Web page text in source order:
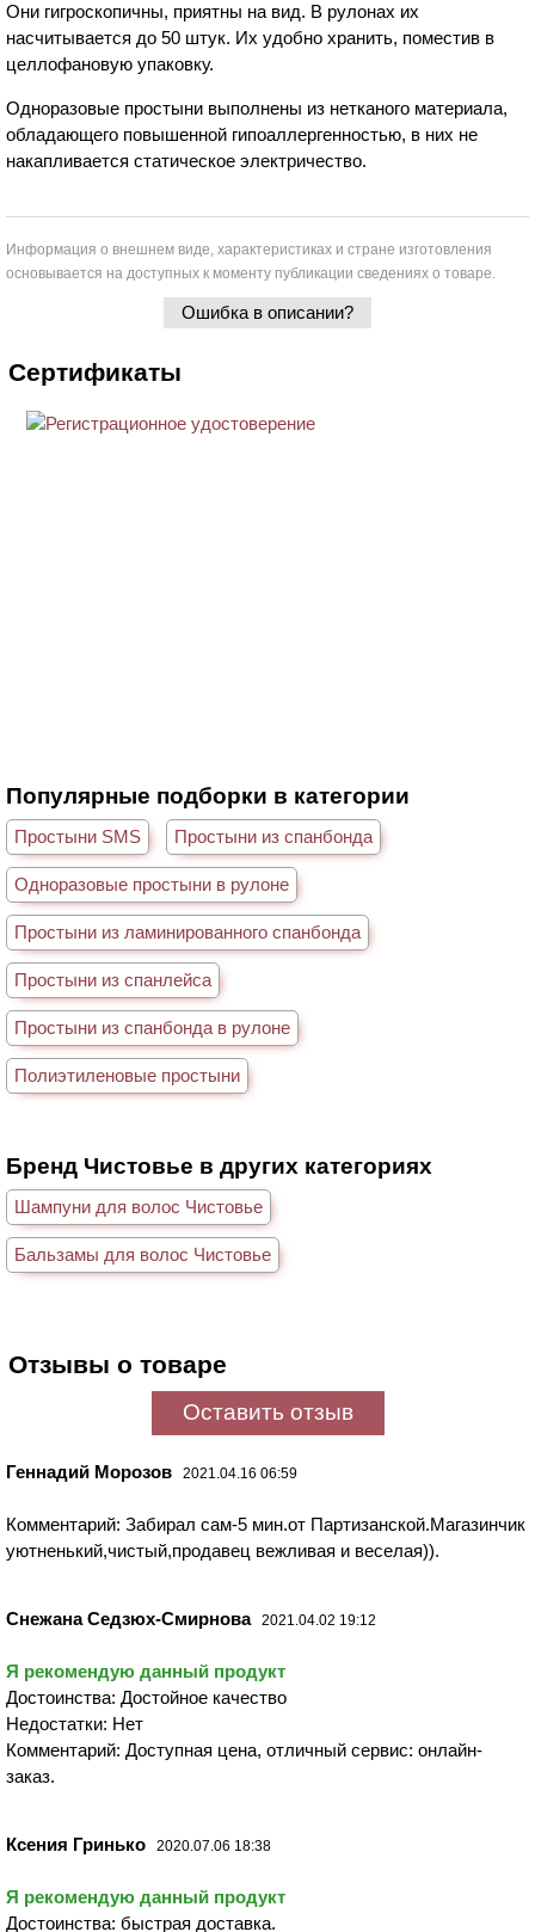
Они гигроскопичны, приятны на вид. В рулонах их
насчитывается до 50 штук. Их удобно хранить, поместив в
целлофановую упаковку.
Одноразовые простыни выполнены из нетканого материала,
обладающего повышенной гипоаллергенностью, в них не
накапливается статическое электричество.
Информация о внешнем виде, характеристиках и стране изготовления
основывается на доступных к моменту публикации сведениях о товаре.
Ошибка в описании?
Сертификаты
Популярные подборки в категории
Простыни SMS Простыни из спанбонда
Одноразовые простыни в рулоне
Простыни из ламинированного спанбонда
Простыни из спанлейса
Простыни из спанбонда в рулоне
Полиэтиленовые простыни
Бренд Чистовье в других категориях
Шампуни для волос Чистовье
Бальзамы для волос Чистовье
Отзывы о товаре
Оставить отзыв
Геннадий Морозов 2021.04.16 06:59
Комментарий: Забирал сам-5 мин.от Партизанской.Магазинчик
уютненький,чистый,продавец вежливая и веселая)).
Снежана Седзюх-Смирнова 2021.04.02 19:12
Я рекомендую данный продукт
Достоинства: Достойное качество
Недостатки: Нет
Комментарий: Доступная цена, отличный сервис: онлайн-
заказ.
Ксения Гринько 2020.07.06 18:38
Я рекомендую данный продукт
Достоинства: быстрая доставка.